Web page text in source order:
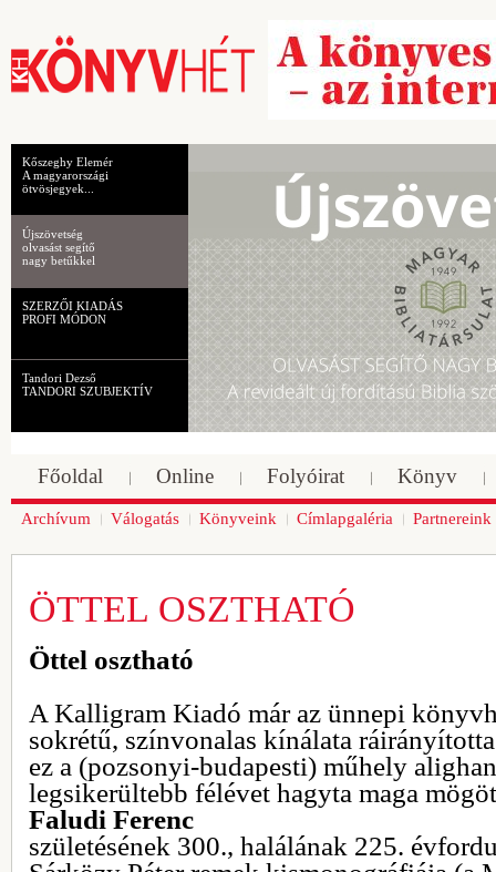
Kőszeghy Elemér
A magyarországi
ötvösjegyek...
Újszövetség
olvasást segítő
nagy betűkkel
SZERZŐI KIADÁS
PROFI MÓDON
Tandori Dezső
TANDORI SZUBJEKTÍV
Főoldal Online Folyóirat Könyv
Archívum Válogatás Könyveink Címlapgaléria Partnereink
ÖTTEL OSZTHATÓ
Öttel osztható
A Kalligram Kiadó már az ünnepi
sokrétű, színvonalas kínálata
ez a (pozsonyi-budapesti) műhely
legsikerültebb félévet hagyta maga
Faludi Ferenc
születésének 300., halálának 225.